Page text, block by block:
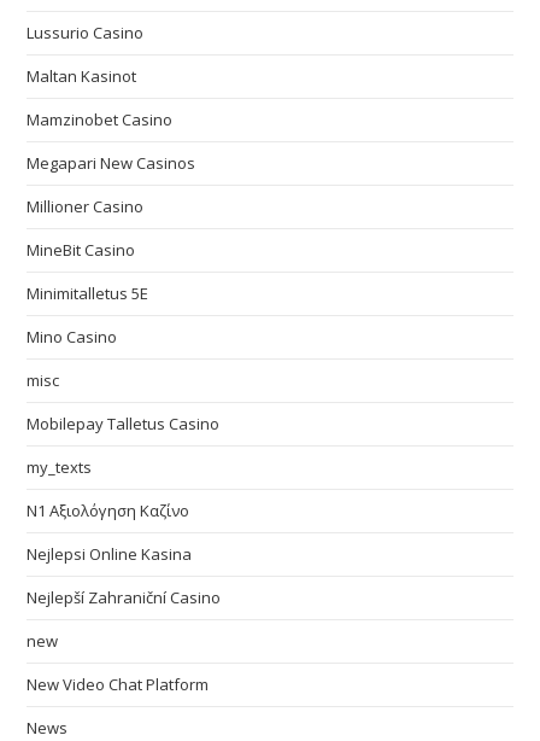
Lussurio Casino
Maltan Kasinot
Mamzinobet Casino
Megapari New Casinos
Millioner Casino
MineBit Casino
Minimitalletus 5E
Mino Casino
misc
Mobilepay Talletus Casino
my_texts
N1 Αξιολόγηση Καζίνο
Nejlepsi Online Kasina
Nejlepší Zahraniční Casino
new
New Video Chat Platform
News